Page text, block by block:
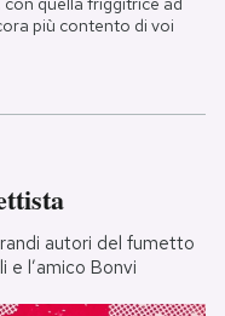
più contento di voi
autori del fumetto
e l’amico Bonvi